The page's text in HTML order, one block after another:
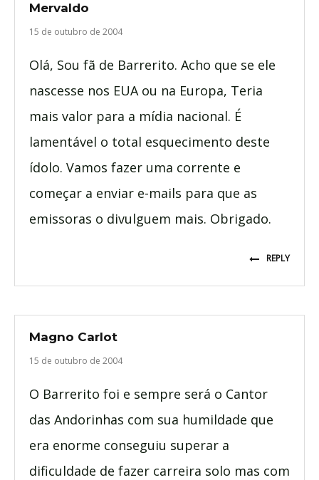
Mervaldo
15 de outubro de 2004
Olá, Sou fã de Barrerito. Acho que se ele
nascesse nos EUA ou na Europa, Teria
mais valor para a mídia nacional. É
lamentável o total esquecimento deste
ídolo. Vamos fazer uma corrente e
começar a enviar e-mails para que as
emissoras o divulguem mais. Obrigado.
REPLY
Magno Carlot
15 de outubro de 2004
O Barrerito foi e sempre será o Cantor
das Andorinhas com sua humildade que
era enorme conseguiu superar a
dificuldade de fazer carreira solo mas com